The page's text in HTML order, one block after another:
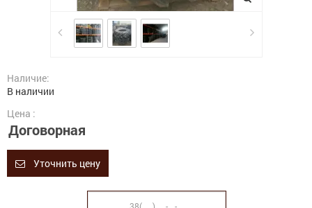
Наличие:
В наличии
Цена :
Договорная
Уточнить цену